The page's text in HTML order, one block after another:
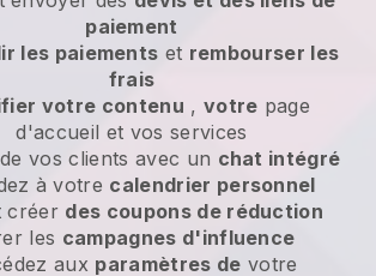
paiement
les paiements et rembourser les
frais
votre contenu , votre page
d'accueil et vos services
vos clients avec un chat intégré
à votre calendrier personnel
créer des coupons de réduction
les campagnes d'influence
aux paramètres de votre